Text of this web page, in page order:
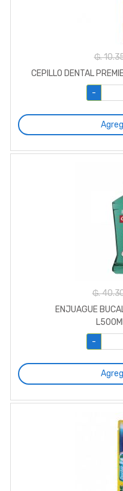
₲.
CEPILLO DENTAL
-
₲.
ENJUAGUE
-